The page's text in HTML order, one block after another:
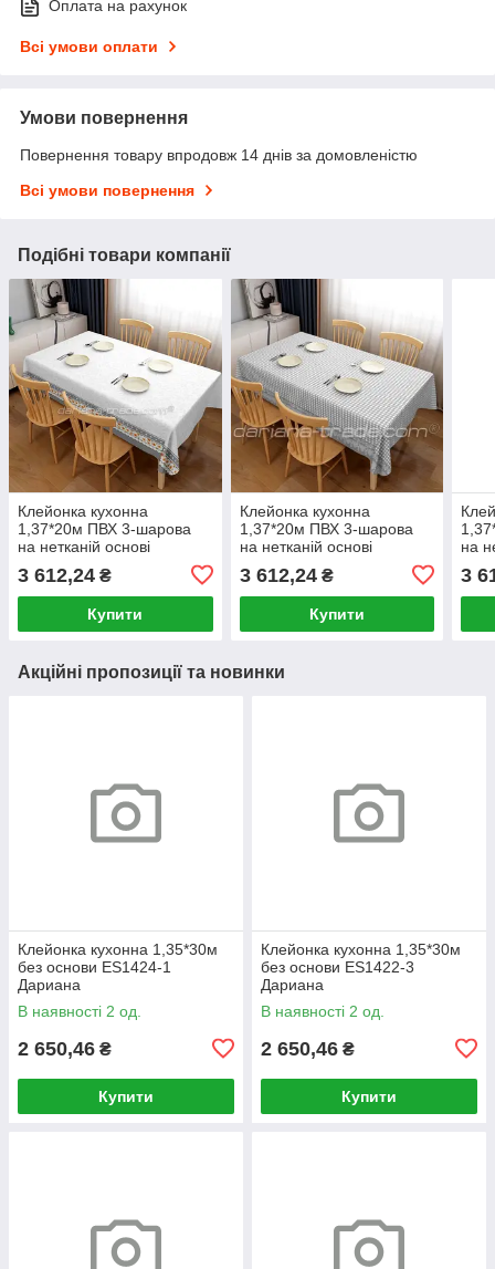
Оплата на рахунок
Всі умови оплати
Умови повернення
Повернення товару впродовж 14 днів за домовленістю
Всі умови повернення
Подібні товари компанії
Клейонка кухонна
1,37*20м ПВХ 3-шарова
на нетканій основі
3 612,24 ₴
Купити
Клейонка кухонна
1,37*20м ПВХ 3-шарова
на нетканій основі
3 612,24₴
Купити
на
3
Акційні пропозиції та новинки
Клейонка кухонна 1,35*30м
без основи ES1424-1
Дариана
В наявності 2 од.
2 650,46 ₴
Купити
Клейонка кухонна 1,35*30м
без основи ES1422-3
Дариана
В наявності 2 од.
2 650,46 ₴
Купити